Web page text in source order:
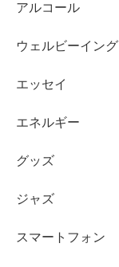
アルコール
ウェルビーイング
エッセイ
エネルギー
グッズ
ジャズ
スマートフォン